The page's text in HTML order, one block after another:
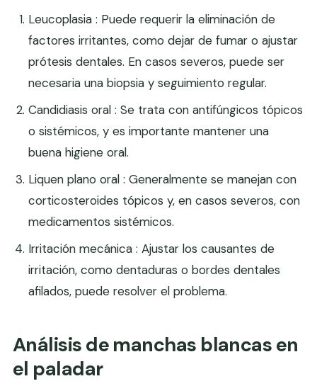
Leucoplasia : Puede requerir la eliminación de
factores irritantes, como dejar de fumar o ajustar
prótesis dentales. En casos severos, puede ser
necesaria una biopsia y seguimiento regular.
Candidiasis oral : Se trata con antifúngicos tópicos
o sistémicos, y es importante mantener una
buena higiene oral.
Liquen plano oral : Generalmente se manejan con
corticosteroides tópicos y, en casos severos, con
medicamentos sistémicos.
Irritación mecánica : Ajustar los causantes de
irritación, como dentaduras o bordes dentales
afilados, puede resolver el problema.
Análisis de manchas blancas en
el paladar